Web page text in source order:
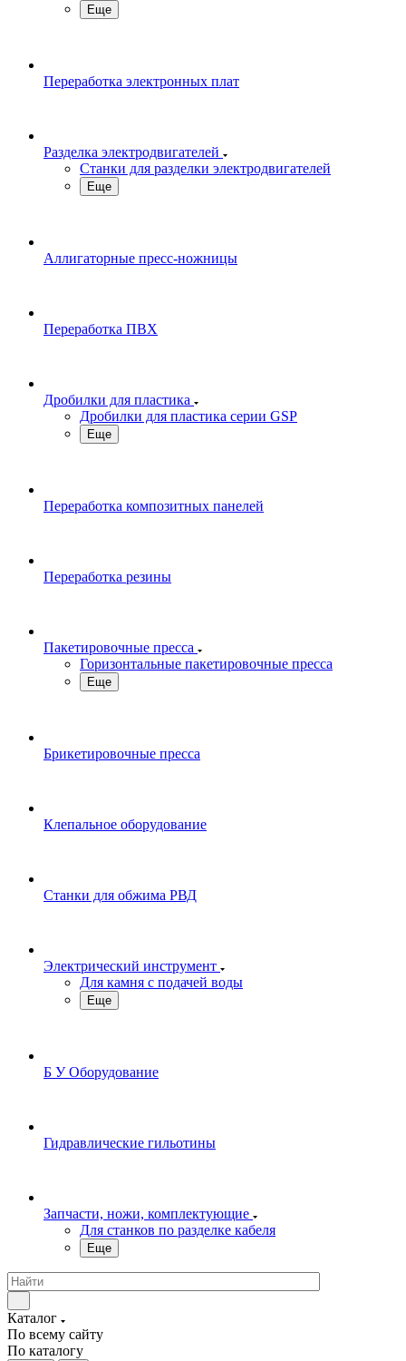
Еще
Переработка электронных плат
Разделка электродвигателей
Станки для разделки электродвигателей
Еще
Аллигаторные пресс-ножницы
Переработка ПВХ
Дробилки для пластика
Дробилки для пластика серии GSP
Еще
Переработка композитных панелей
Переработка резины
Пакетировочные пресса
Горизонтальные пакетировочные пресса
Еще
Брикетировочные пресса
Клепальное оборудование
Станки для обжима РВД
Электрический инструмент
Для камня с подачей воды
Еще
Б У Оборудование
Гидравлические гильотины
Запчасти, ножи, комплектующие
Для станков по разделке кабеля
Еще
Каталог
По всему сайту
По каталогу